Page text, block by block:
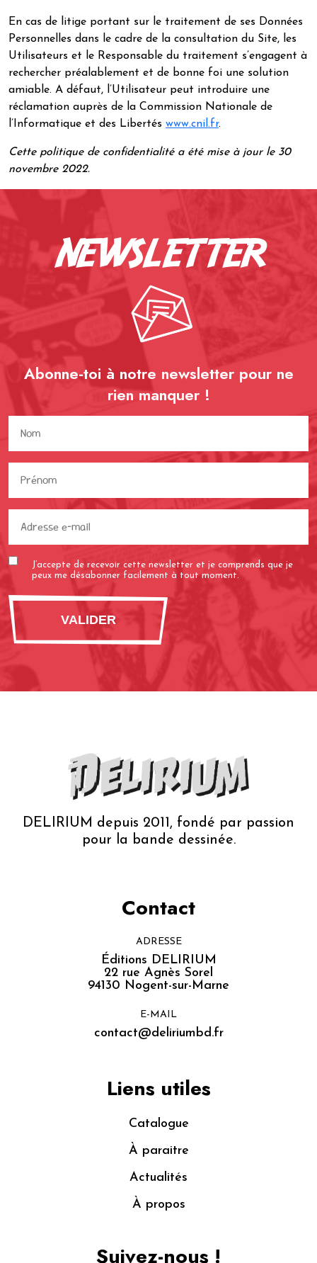
En cas de litige portant sur le traitement de ses Données
Personnelles dans le cadre de la consultation du Site, les
Utilisateurs et le Responsable du traitement s’engagent à
rechercher préalablement et de bonne foi une solution
amiable. A défaut, l’Utilisateur peut introduire une
réclamation auprès de la Commission Nationale de
l’Informatique et des Libertés www.cnil.fr.
Cette politique de confidentialité a été mise à jour le 30
novembre 2022.
newsletter
Abonne-toi à notre newsletter pour ne
rienmanquer !
(Nécessaire)
J’accepte de recevoir cette newsletter et je comprends que je
peux me désabonner facilement à tout moment.
DELIRIUM depuis 2011, fondé par passion
pour la bande dessinée.
Contact
ADRESSE
Éditions DELIRIUM
22 rue Agnès Sorel
94130 Nogent-sur-Marne
E-MAIL
contact@deliriumbd.fr
Liens utiles
Catalogue
À paraitre
Actualités
À propos
Suivez-nous !